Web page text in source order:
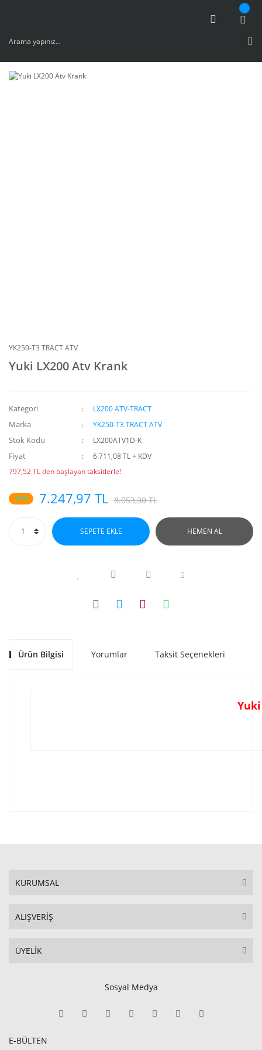
YK250-T3 TRACT ATV
Yuki LX200 Atv Krank
Kategori LX200 ATV-TRACT
Marka YK250-T3 TRACT ATV
Stok Kodu LX200ATV1D-K
Fiyat
6.711,08 TL + KDV
797,52 TL den başlayan taksitlerle!
%10 7.247,97 TL 8.053,30 TL
SEPETE EKLE HEMEN AL
Ürün Bilgisi Yorumlar Taksit Seçenekleri
KURUMSAL
ALIŞVERİŞ
ÜYELİK
Sosyal Medya
E-BÜLTEN